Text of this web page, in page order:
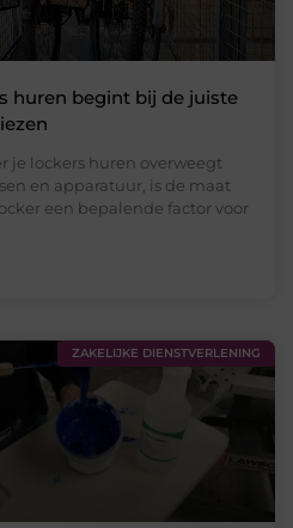
huren begint bij de juiste
je lockers huren overweegt
en apparatuur, is de maat
een bepalende factor voor
ZAKELIJKE DIENSTVERLENING